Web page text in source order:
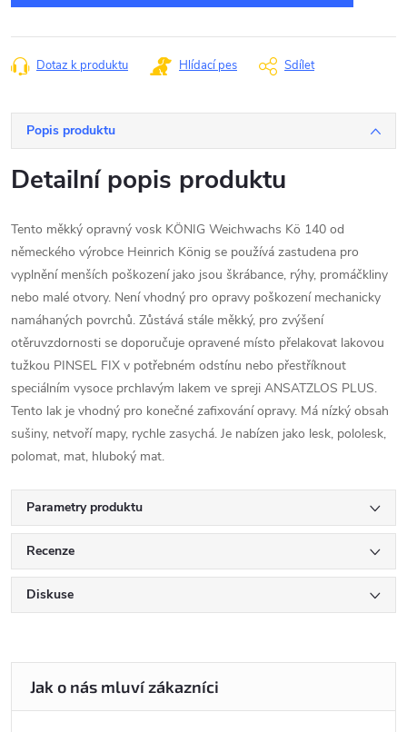
Dotaz k produktu Hlídací pes Sdílet
Popis produktu
Detailní popis produktu
Tento měkký opravný vosk KÖNIG Weichwachs Kö 140 od
německého výrobce Heinrich König se používá zastudena pro
vyplnění menších poškození jako jsou škrábance, rýhy, promáčkliny
nebo malé otvory. Není vhodný pro opravy poškození mechanicky
namáhaných povrchů. Zůstává stále měkký, pro zvýšení
otěruvzdornosti se doporučuje opravené místo přelakovat lakovou
tužkou PINSEL FIX v potřebném odstínu nebo přestříknout
speciálním vysoce prchlavým lakem ve spreji ANSATZLOS PLUS.
Tento lak je vhodný pro konečné zafixování opravy. Má nízký obsah
sušiny, netvoří mapy, rychle zasychá. Je nabízen jako lesk, pololesk,
polomat, mat, hluboký mat.
Parametry produktu
Recenze
Diskuse